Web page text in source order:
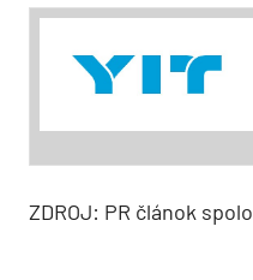
ZDROJ: PR článok